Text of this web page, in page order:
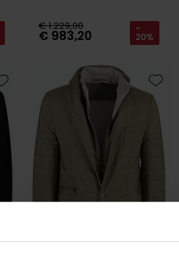
€ 1.229,00
€ 983,20 -
20%
Toevoegen aan favorieten